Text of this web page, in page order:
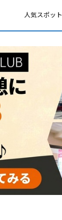
人気スポット